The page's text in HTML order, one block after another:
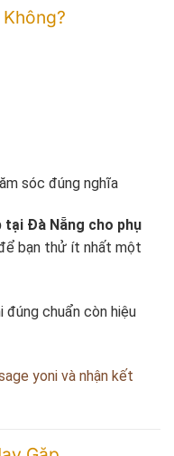
sóc đúng nghĩa
tại Đà Nẵng cho phụ
bạn thử ít nhất một
đúng chuẩn còn hiệu
yoni và nhận kết